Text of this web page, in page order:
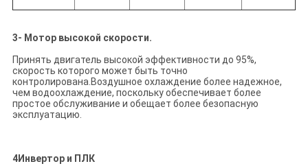
3- Мотор высокой скорости.
Принять двигатель высокой эффективности до 95%,
скорость которого может быть точно
контролирована.Воздушное охлаждение более надежное,
чем водоохлаждение, поскольку обеспечивает более
простое обслуживание и обещает более безопасную
эксплуатацию.
4Инвертор и ПЛК